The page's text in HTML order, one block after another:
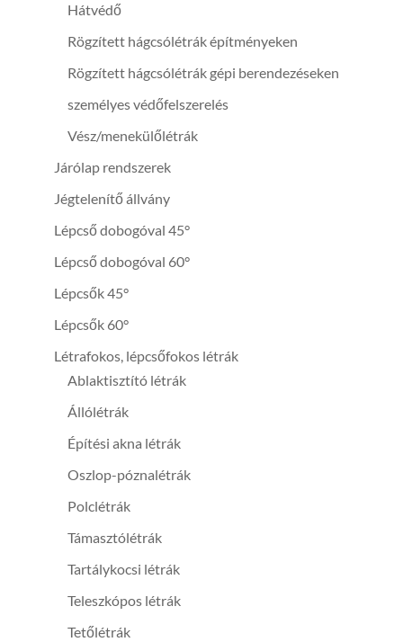
Hátvédő
Rögzített hágcsólétrák építményeken
Rögzített hágcsólétrák gépi berendezéseken
személyes védőfelszerelés
Vész/menekülőlétrák
Járólap rendszerek
Jégtelenítő állvány
Lépcső dobogóval 45°
Lépcső dobogóval 60°
Lépcsők 45°
Lépcsők 60°
Létrafokos, lépcsőfokos létrák
Ablaktisztító létrák
Állólétrák
Építési akna létrák
Oszlop-póznalétrák
Polclétrák
Támasztólétrák
Tartálykocsi létrák
Teleszkópos létrák
Tetőlétrák